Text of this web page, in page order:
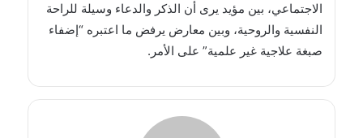
الاجتماعي، بين مؤيد يرى أن الذكر والدعاء وسيلة للراحة
النفسية والروحية، وبين معارض يرفض ما اعتبره “إضفاء
صبغة علاجية غير علمية” على الأمر.